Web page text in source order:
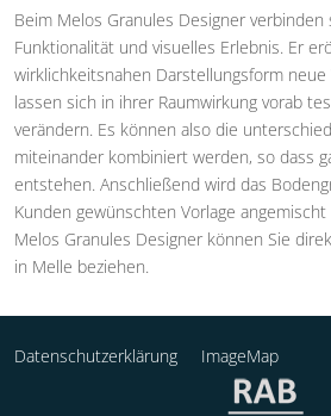
Beim Melos Granules Designer verbinden
Funktionalität und visuelles Erlebnis. Er
wirklichkeitsnahen Darstellungsform
lassen sich in ihrer Raumwirkung vorab
verändern. Es können also die
miteinander kombiniert werden, so dass
entstehen. Anschließend wird das
Kunden gewünschten Vorlage
Melos Granules Designer können Sie
in Melle beziehen.
Datenschutzerklärung ImageMap